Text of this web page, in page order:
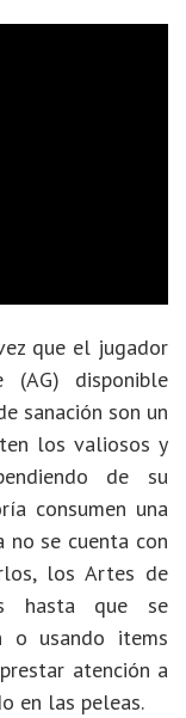
que el jugador
disponible
sanación son un
los valiosos y
de su
consumen una
no se cuenta con
los Artes de
hasta que se
o usando items
atención a
en las peleas.